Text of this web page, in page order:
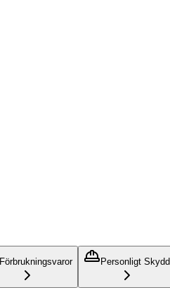
Förbrukningsvaror Personligt Skydd